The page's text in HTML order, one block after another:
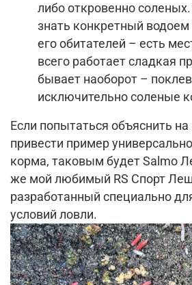
либо откровенно
знать конкретный водоем
его обитателей – есть
всего работает сладкая
бывает наоборот –
исключительно соленые
Если попытаться объяснить на
привести пример
корма, таковым будет Salmo
же мой любимый RS Спорт
разработанный специально
условий ловли.